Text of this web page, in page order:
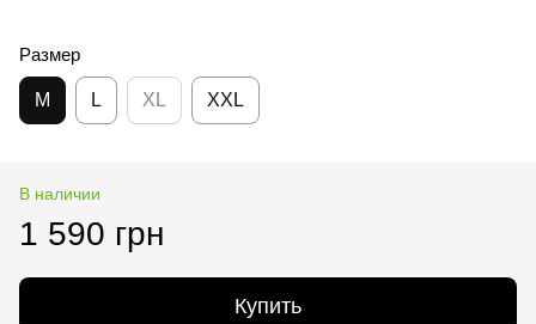
Размер
M L XL XXL
В наличии
1 590 грн
Купить